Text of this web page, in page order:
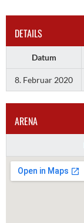
DETAILS
Datum
8. Februar 2020
ARENA